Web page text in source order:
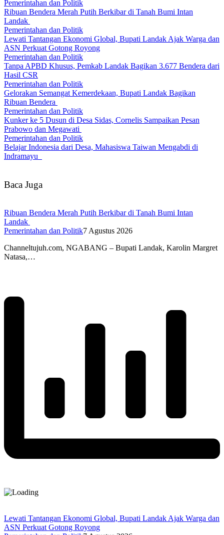
Pemerintahan dan Politik
Ribuan Bendera Merah Putih Berkibar di Tanah Bumi Intan
Landak
Pemerintahan dan Politik
Lewati Tantangan Ekonomi Global, Bupati Landak Ajak Warga dan
ASN Perkuat Gotong Royong
Pemerintahan dan Politik
Tanpa APBD Khusus, Pemkab Landak Bagikan 3.677 Bendera dari
Hasil CSR
Pemerintahan dan Politik
Gelorakan Semangat Kemerdekaan, Bupati Landak Bagikan
Ribuan Bendera
Pemerintahan dan Politik
Kunker ke 5 Dusun di Desa Sidas, Cornelis Sampaikan Pesan
Prabowo dan Megawati
Pemerintahan dan Politik
Belajar Indonesia dari Desa, Mahasiswa Taiwan Mengabdi di
Indramayu
Baca Juga
Ribuan Bendera Merah Putih Berkibar di Tanah Bumi Intan
Landak
Pemerintahan dan Politik7 Agustus 2026
Channeltujuh.com, NGABANG – Bupati Landak, Karolin Margret
Natasa,…
Lewati Tantangan Ekonomi Global, Bupati Landak Ajak Warga dan
ASN Perkuat Gotong Royong